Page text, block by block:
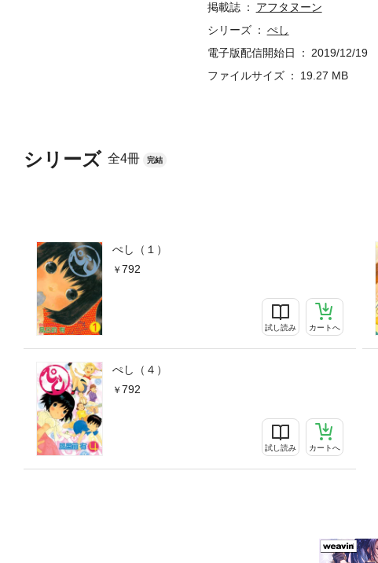
シリーズ 全4冊 完結
ぺし（１）
792
試し読み カートへ
ぺし（４）
792
試し読み カートへ
掲載誌
アフタヌーン
シリーズ
ぺし
電子版配信開始日
2019/12/19
ファイルサイズ
19.27 MB